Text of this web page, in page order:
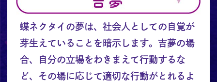
蝶ネクタイの夢は、社会人としての自覚が
芽生えていることを暗示します。吉夢の場
合、自分の立場をわきまえて行動するな
ど、その場に応じて適切な行動がとれるよ